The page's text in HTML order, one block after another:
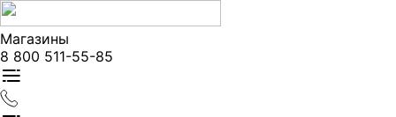
Магазины
8 800 511-55-85